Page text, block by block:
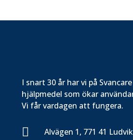
I snart 30 år har vi på
hjälpmedel som ökar
Vi får vardagen att fungera.
 Alvägen 1, 771 41